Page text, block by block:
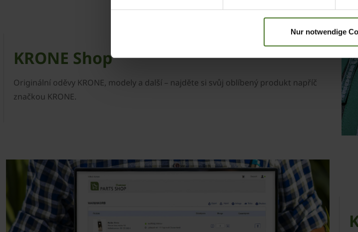
Nur notwendige
KRONE Shop
Originální oděvy KRONE, modely a další – najděte si svůj oblíbený produkt napříč
značkou KRONE.